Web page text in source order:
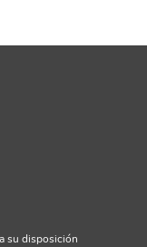
su disposición